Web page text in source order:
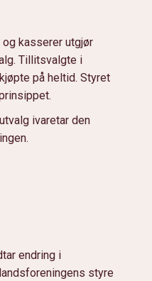
kasserer utgjør
Tillitsvalgte i
på heltid. Styret
ivaretar den
endring i
styre